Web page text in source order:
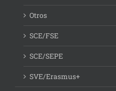
Otros
SCE/FSE
SCE/SEPE
SVE/Erasmus+